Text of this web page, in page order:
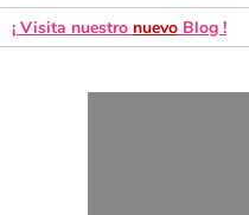
¡ Visita nuestro nuevo Blog !